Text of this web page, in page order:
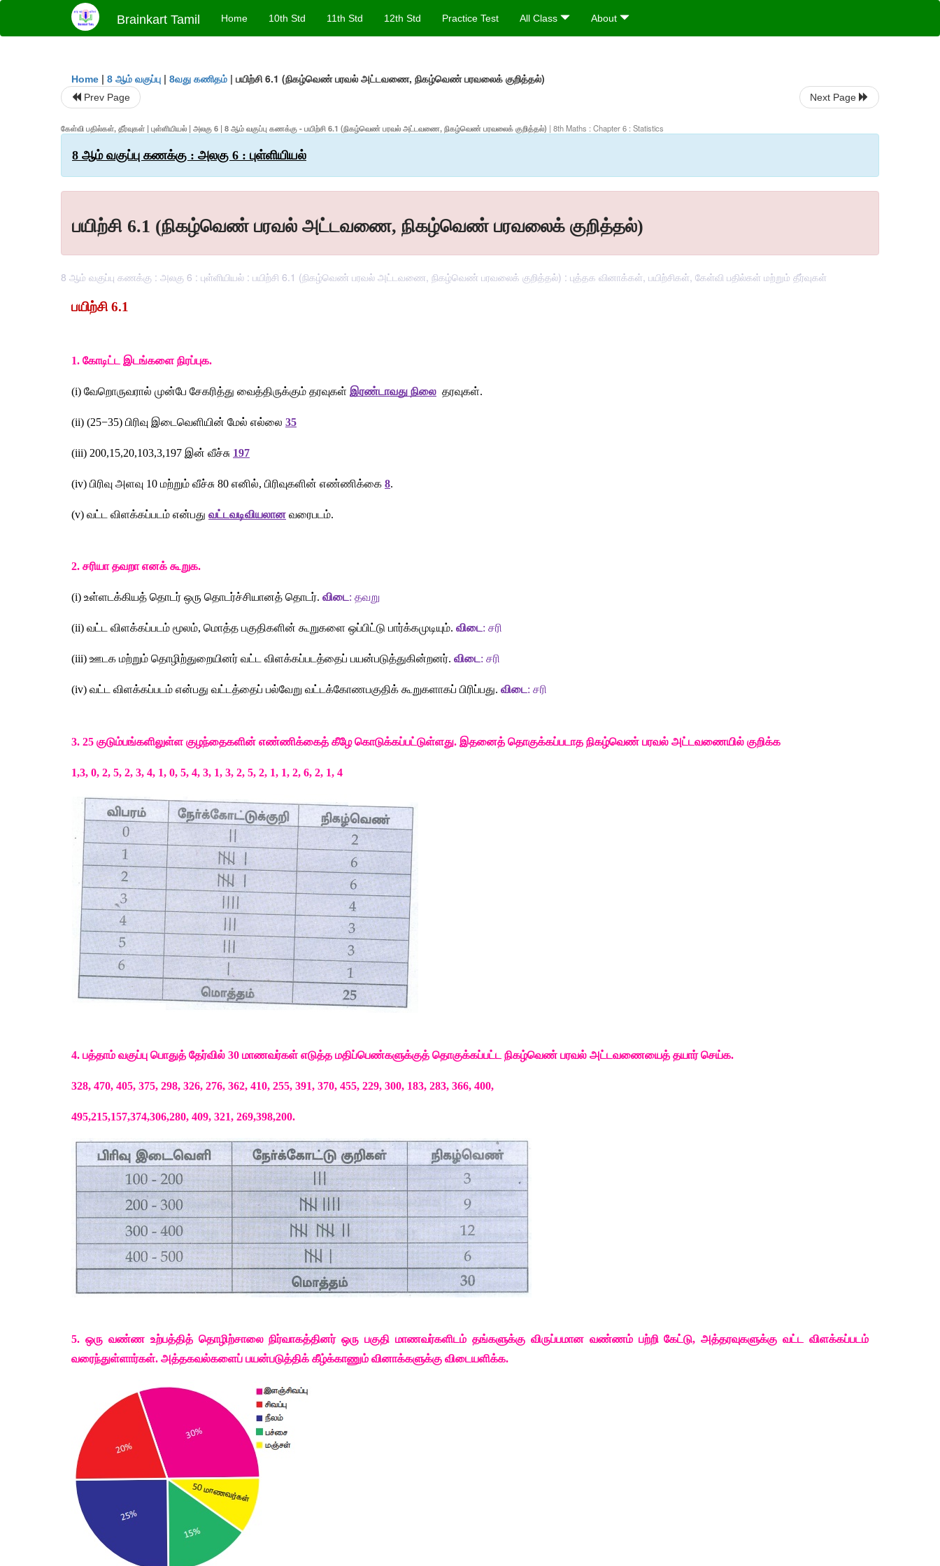
Brainkart Tamil Home 10th Std 11th Std 12th Std Practice Test All Class About
Home | 8 ஆம் வகுப்பு | 8வது கணிதம் | பயிற்சி 6.1 (நிகழ்வெண் பரவல் அட்டவணை, நிகழ்வெண் பரவலைக் குறித்தல்)
Prev Page Next Page
கேள்வி பதில்கள், தீர்வுகள் | புள்ளியியல் | அலகு 6 | 8 ஆம் வகுப்பு கணக்கு - பயிற்சி 6.1 (நிகழ்வெண் பரவல் அட்டவணை, நிகழ்வெண் பரவலைக் குறித்தல்) | 8th Maths : Chapter 6 : Statistics
8 ஆம் வகுப்பு கணக்கு : அலகு 6 : புள்ளியியல்
பயிற்சி 6.1 (நிகழ்வெண் பரவல் அட்டவணை, நிகழ்வெண் பரவலைக் குறித்தல்)
8 ஆம் வகுப்பு கணக்கு : அலகு 6 : புள்ளியியல் : பயிற்சி 6.1 (நிகழ்வெண் பரவல் அட்டவணை, நிகழ்வெண் பரவலைக் குறித்தல்) : புத்தக வினாக்கள், பயிற்சிகள், கேள்வி பதில்கள் மற்றும் தீர்வுகள்
பயிற்சி 6.1
1. கோடிட்ட இடங்களை நிரப்புக.
(i) வேறொருவரால் முன்பே சேகரித்து வைத்திருக்கும் தரவுகள் இரண்டாவது நிலை தரவுகள்.
(ii) (25−35) பிரிவு இடைவெளியின் மேல் எல்லை 35
(iii) 200,15,20,103,3,197 இன் வீச்சு 197
(iv) பிரிவு அளவு 10 மற்றும் வீச்சு 80 எனில், பிரிவுகளின் எண்ணிக்கை 8.
(v) வட்ட விளக்கப்படம் என்பது வட்டவடிவியலான வரைபடம்.
2. சரியா தவறா எனக் கூறுக.
(i) உள்ளடக்கியத் தொடர் ஒரு தொடர்ச்சியானத் தொடர். விடை : தவறு
(ii) வட்ட விளக்கப்படம் மூலம், மொத்த பகுதிகளின் கூறுகளை ஒப்பிட்டு பார்க்கமுடியும். விடை : சரி
(iii) ஊடக மற்றும் தொழிற்துறையினர் வட்ட விளக்கப்படத்தைப் பயன்படுத்துகின்றனர். விடை : சரி
(iv) வட்ட விளக்கப்படம் என்பது வட்டத்தைப் பல்வேறு வட்டக்கோணபகுதிக் கூறுகளாகப் பிரிப்பது. விடை : சரி
3. 25 குடும்பங்களிலுள்ள குழந்தைகளின் எண்ணிக்கைத் கீழே கொடுக்கப்பட்டுள்ளது. இதனைத் தொகுக்கப்படாத நிகழ்வெண் பரவல் அட்டவணையில் குறிக்க
1,3, 0, 2, 5, 2, 3, 4, 1, 0, 5, 4, 3, 1, 3, 2, 5, 2, 1, 1, 2, 6, 2, 1, 4
4. பத்தாம் வகுப்பு பொதுத் தேர்வில் 30 மாணவர்கள் எடுத்த மதிப்பெண்களுக்குத் தொகுக்கப்பட்ட நிகழ்வெண் பரவல் அட்டவணையைத் தயார் செய்க.
328, 470, 405, 375, 298, 326, 276, 362, 410, 255, 391, 370, 455, 229, 300, 183, 283, 366, 400,
495,215,157,374,306,280, 409, 321, 269,398,200.
5. ஒரு வண்ண உற்பத்தித் தொழிற்சாலை நிர்வாகத்தினர் ஒரு பகுதி மாணவர்களிடம் தங்களுக்கு விருப்பமான வண்ணம் பற்றி கேட்டு, அத்தரவுகளுக்கு வட்ட
விளக்கப்படம்
வரைந்துள்ளார்கள். அத்தகவல்களைப் பயன்படுத்திக் கீழ்க்காணும் வினாக்களுக்கு விடையளிக்க.